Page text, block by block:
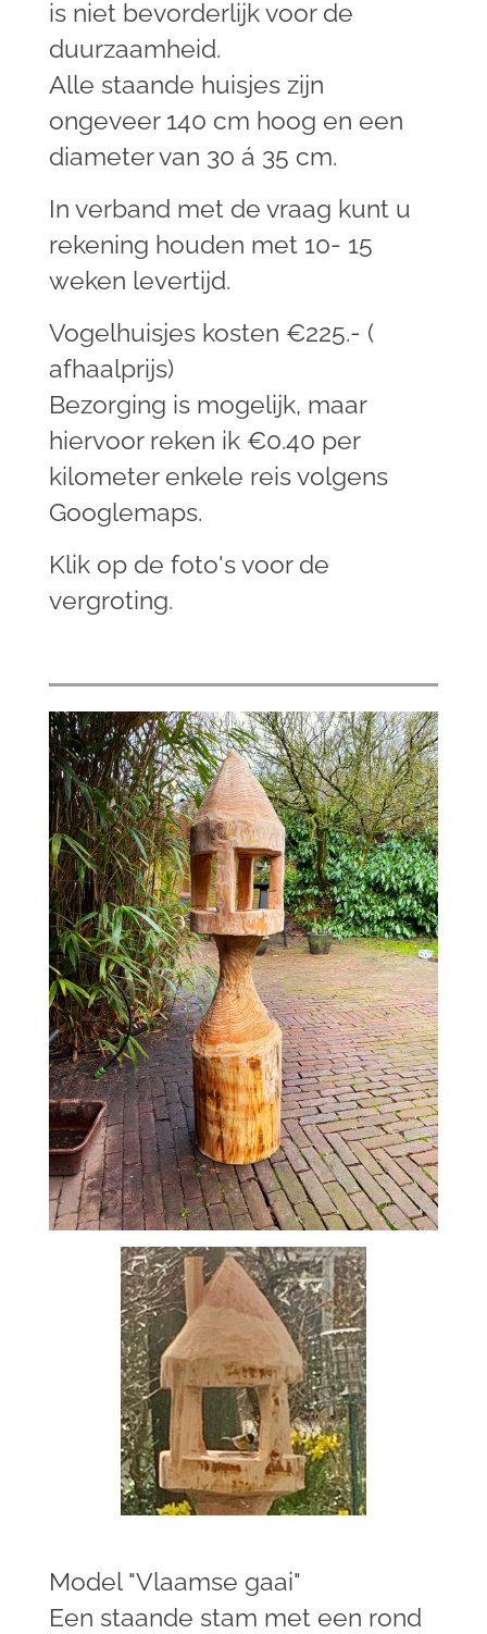
is niet bevorderlijk voor de
duurzaamheid.
Alle staande huisjes zijn
ongeveer 140 cm hoog en een
diameter van 30 á 35 cm.
In verband met de vraag kunt u
rekening houden met 10- 15
weken levertijd.
Vogelhuisjes kosten €225.- (
afhaalprijs)
Bezorging is mogelijk, maar
hiervoor reken ik €0.40 per
kilometer enkele reis volgens
Googlemaps.
Klik op de foto's voor de
vergroting.
Model "Vlaamse gaai"
Een staande stam met een rond